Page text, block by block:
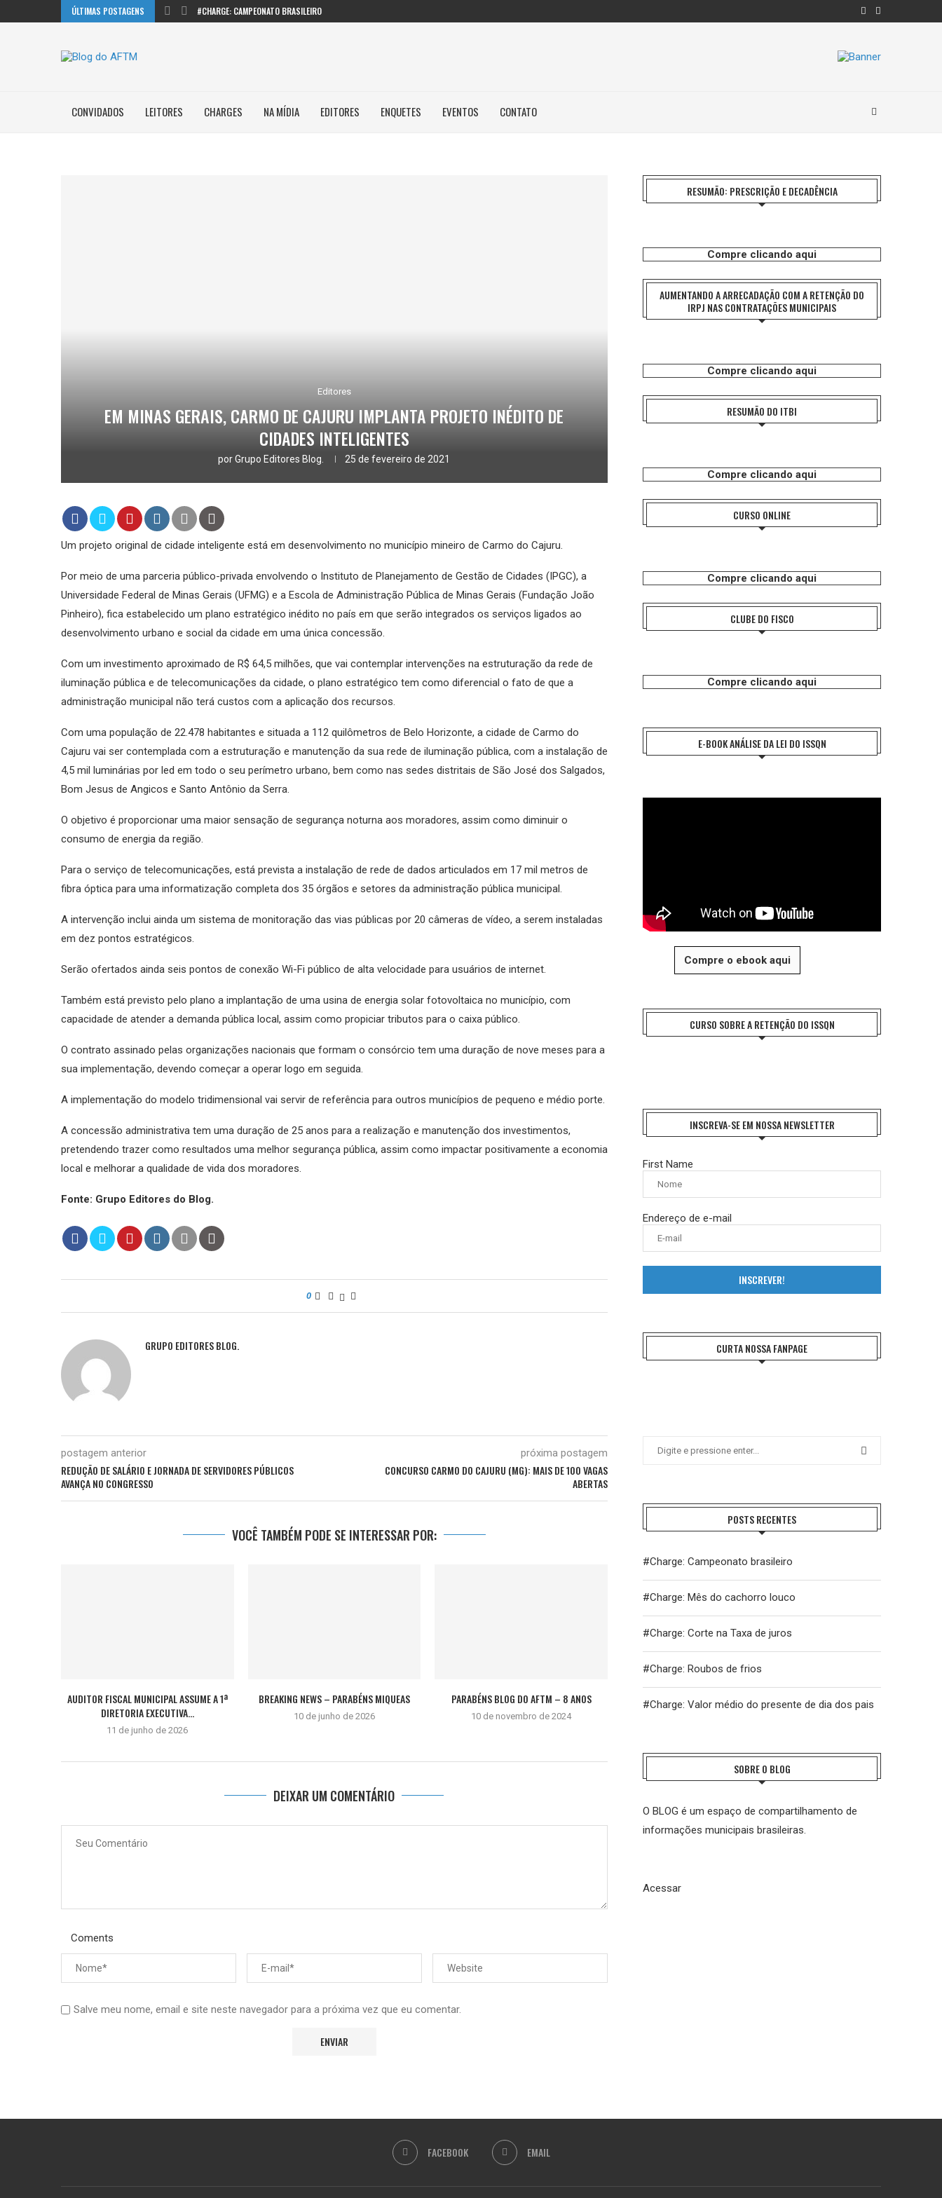
ÚLTIMAS POSTAGENS #CHARGE: CAMPEONATO BRASILEIRO
CONVIDADOS LEITORES CHARGES NA MÍDIA EDITORES ENQUETES EVENTOS CONTATO
Editores
EM MINAS GERAIS, CARMO DE CAJURU IMPLANTA PROJETO INÉDITO DE
CIDADES INTELIGENTES
porGrupo Editores Blog. 25 de fevereiro de 2021
Um projeto original de cidade inteligente está em desenvolvimento no município mineiro de Carmo do Cajuru.
Por meio de uma parceria público-privada envolvendo o Instituto de Planejamento de Gestão de Cidades (IPGC), a
Universidade Federal de Minas Gerais (UFMG) e a Escola de Administração Pública de Minas Gerais (Fundação João
Pinheiro), fica estabelecido um plano estratégico inédito no país em que serão integrados os serviços ligados ao
desenvolvimento urbano e social da cidade em uma única concessão.
Com um investimento aproximado de R$ 64,5 milhões, que vai contemplar intervenções na estruturação da rede de
iluminação pública e de telecomunicações da cidade, o plano estratégico tem como diferencial o fato de que a
administração municipal não terá custos com a aplicação dos recursos.
Com uma população de 22.478 habitantes e situada a 112 quilômetros de Belo Horizonte, a cidade de Carmo do
Cajuru vai ser contemplada com a estruturação e manutenção da sua rede de iluminação pública, com a instalação de
4,5 mil luminárias por led em todo o seu perímetro urbano, bem como nas sedes distritais de São José dos Salgados,
Bom Jesus de Angicos e Santo Antônio da Serra.
O objetivo é proporcionar uma maior sensação de segurança noturna aos moradores, assim como diminuir o
consumo de energia da região.
Para o serviço de telecomunicações, está prevista a instalação de rede de dados articulados em 17 mil metros de
fibra óptica para uma informatização completa dos 35 órgãos e setores da administração pública municipal.
A intervenção inclui ainda um sistema de monitoração das vias públicas por 20 câmeras de vídeo, a serem instaladas
em dez pontos estratégicos.
Serão ofertados ainda seis pontos de conexão Wi-Fi público de alta velocidade para usuários de internet.
Também está previsto pelo plano a implantação de uma usina de energia solar fotovoltaica no município, com
capacidade de atender a demanda pública local, assim como propiciar tributos para o caixa público.
O contrato assinado pelas organizações nacionais que formam o consórcio tem uma duração de nove meses para a
sua implementação, devendo começar a operar logo em seguida.
A implementação do modelo tridimensional vai servir de referência para outros municípios de pequeno e médio porte.
A concessão administrativa tem uma duração de 25 anos para a realização e manutenção dos investimentos,
pretendendo trazer como resultados uma melhor segurança pública, assim como impactar positivamente a economia
local e melhorar a qualidade de vida dos moradores.
Fonte: Grupo Editores do Blog.
0
GRUPO EDITORES BLOG.
postagem anterior
REDUÇÃO DE SALÁRIO E JORNADA DE SERVIDORES PÚBLICOS
AVANÇA NO CONGRESSO
próxima postagem
CONCURSO CARMO DO CAJURU (MG): MAIS DE 100 VAGAS
ABERTAS
VOCÊ TAMBÉM PODE SE INTERESSAR POR:
AUDITOR FISCAL MUNICIPAL ASSUME A 1ª
DIRETORIA EXECUTIVA...
11 de junho de 2026
BREAKING NEWS – PARABÉNS MIQUEAS
10 de junho de 2026
PARABÉNS BLOG DO AFTM – 8 ANOS
10 de novembro de 2024
DEIXAR UM COMENTÁRIO
Coments
Salve meu nome, email e site neste navegador para a próxima vez que eu comentar.
RESUMÃO: PRESCRIÇÃO E DECADÊNCIA
Compre clicando aqui
AUMENTANDO A ARRECADAÇÃO COM A RETENÇÃO DO
IRPJ NAS CONTRATAÇÕES MUNICIPAIS
Compre clicando aqui
RESUMÃO DO ITBI
Compre clicando aqui
CURSO ONLINE
Compre clicando aqui
CLUBE DO FISCO
Compre clicando aqui
E-BOOK ANÁLISE DA LEI DO ISSQN
Compre o ebook aqui
CURSO SOBRE A RETENÇÃO DO ISSQN
INSCREVA-SE EM NOSSA NEWSLETTER
First Name
Endereço de e-mail
INSCREVER!
CURTA NOSSA FANPAGE
POSTS RECENTES
#Charge: Campeonato brasileiro
#Charge: Mês do cachorro louco
#Charge: Corte na Taxa de juros
#Charge: Roubos de frios
#Charge: Valor médio do presente de dia dos pais
SOBRE O BLOG
O BLOG é um espaço de compartilhamento de
informações municipais brasileiras.
Acessar
FACEBOOK EMAIL